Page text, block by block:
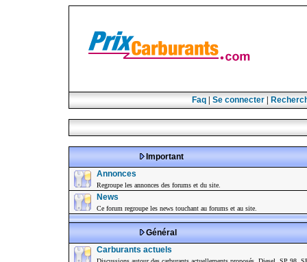
Faq| Se connecter|
Important
Annonces
Regroupe les annonces des forums et du site.
News
Ce forum regroupe les news touchant au forums et au site.
Général
Carburants actuels